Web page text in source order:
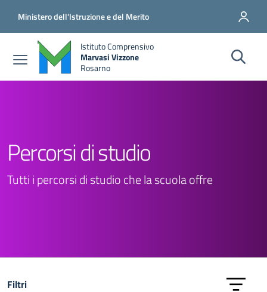
Ministero dell'Istruzione e del Merito
Istituto Comprensivo
Marvasi Vizzone
Rosarno
Percorsi di studio
Tutti i percorsi di studio che la scuola offre
Filtri